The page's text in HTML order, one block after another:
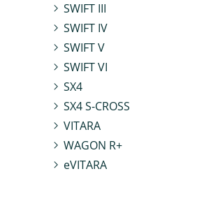
SWIFT III
SWIFT IV
SWIFT V
SWIFT VI
SX4
SX4 S-CROSS
VITARA
WAGON R+
eVITARA